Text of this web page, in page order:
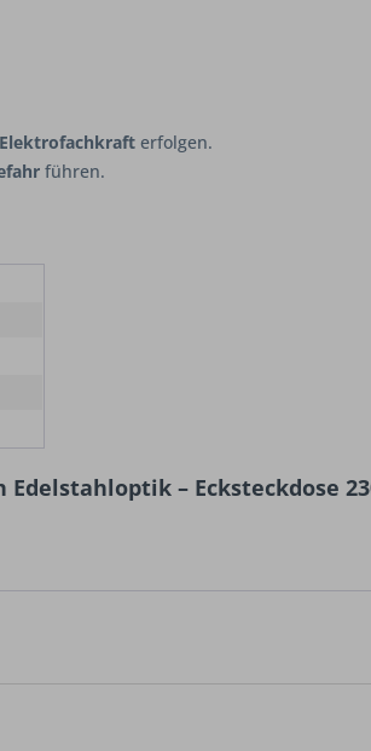
erfolgen.
führen.
– Ecksteckdose